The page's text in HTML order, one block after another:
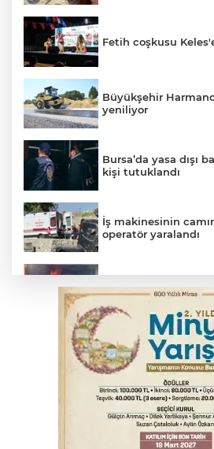
Fetih coşkusu
Büyükşehir
yeniliyor
Bursa’da yasa dışı
kişi tutuklandı
İş makinesinin
operatör yaralandı
sıçrayan alevler
Otomobil kanala
Bursa'da Mustafa
kahkaha dolu gece